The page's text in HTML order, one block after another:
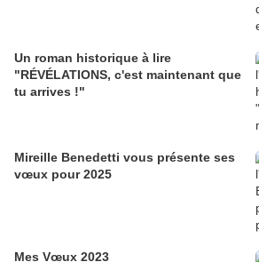
Un roman historique à lire
"RÉVÉLATIONS, c'est maintenant que
tu arrives !"
Mireille Benedetti vous présente ses
vœux pour 2025
Mes Vœux 2023